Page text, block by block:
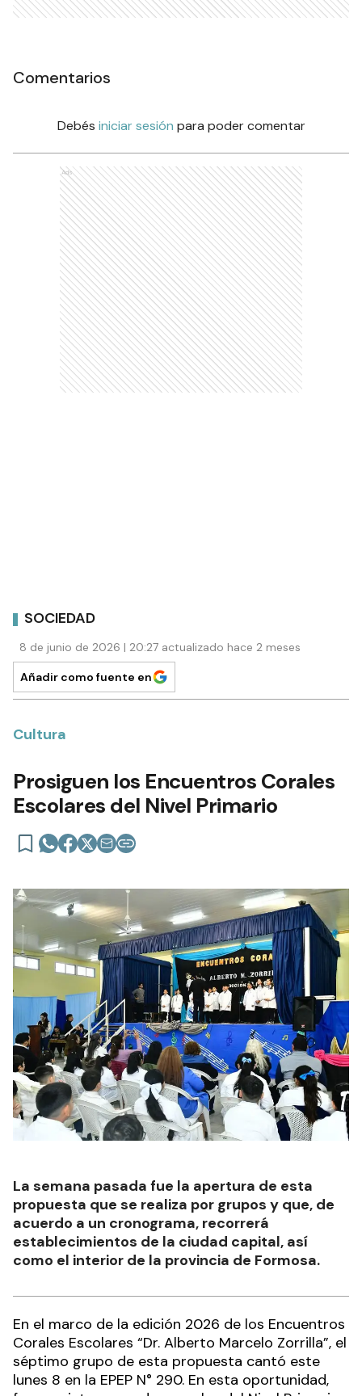
Comentarios
Debés iniciar sesión para poder comentar
Ads
SOCIEDAD
8 de junio de 2026 | 20:27 actualizado hace 2 meses
Añadir como fuente en
Cultura
Prosiguen los Encuentros Corales
Escolares del Nivel Primario
La semana pasada fue la apertura de esta
propuesta que se realiza por grupos y que, de
acuerdo a un cronograma, recorrerá
establecimientos de la ciudad capital, así
como el interior de la provincia de Formosa.
En el marco de la edición 2026 de los Encuentros
Corales Escolares “Dr. Alberto Marcelo Zorrilla”, el
séptimo grupo de esta propuesta cantó este
lunes 8 en la EPEP N° 290. En esta oportunidad,